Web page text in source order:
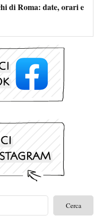
di Roma: date, orari e